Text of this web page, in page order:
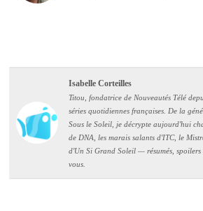
Isabelle Corteilles
Titou, fondatrice de Nouveautés Télé
séries quotidiennes françaises. De la
Sous le Soleil, je décrypte aujourd'hui
de DNA, les marais salants d'ITC, le
d'Un Si Grand Soleil — résumés,
vous.